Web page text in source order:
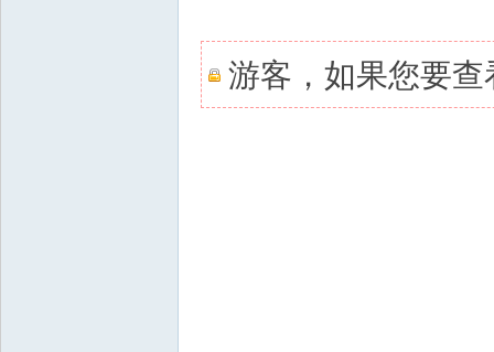
游客，如果您要